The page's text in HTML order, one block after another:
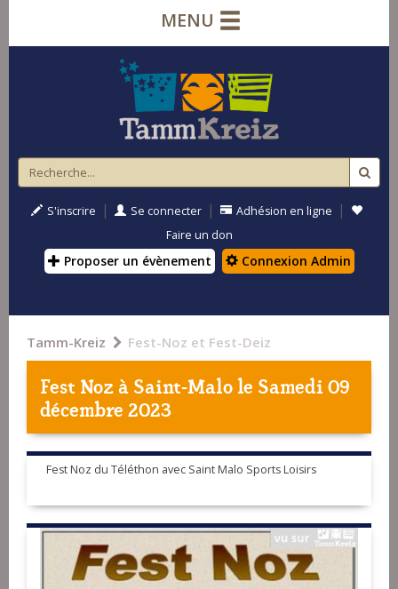
MENU
S'inscrire | Se connecter | Adhésion en ligne |
Faire un don
Proposer un évènement Connexion Admin
Tamm-Kreiz Fest-Noz et Fest-Deiz
Fest Noz àSaint-Malole Samedi 09
décembre 2023
Fest Noz du Téléthon avec Saint Malo Sports Loisirs